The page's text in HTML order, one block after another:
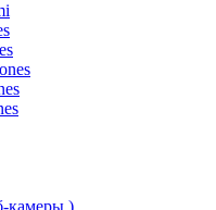
камеры )